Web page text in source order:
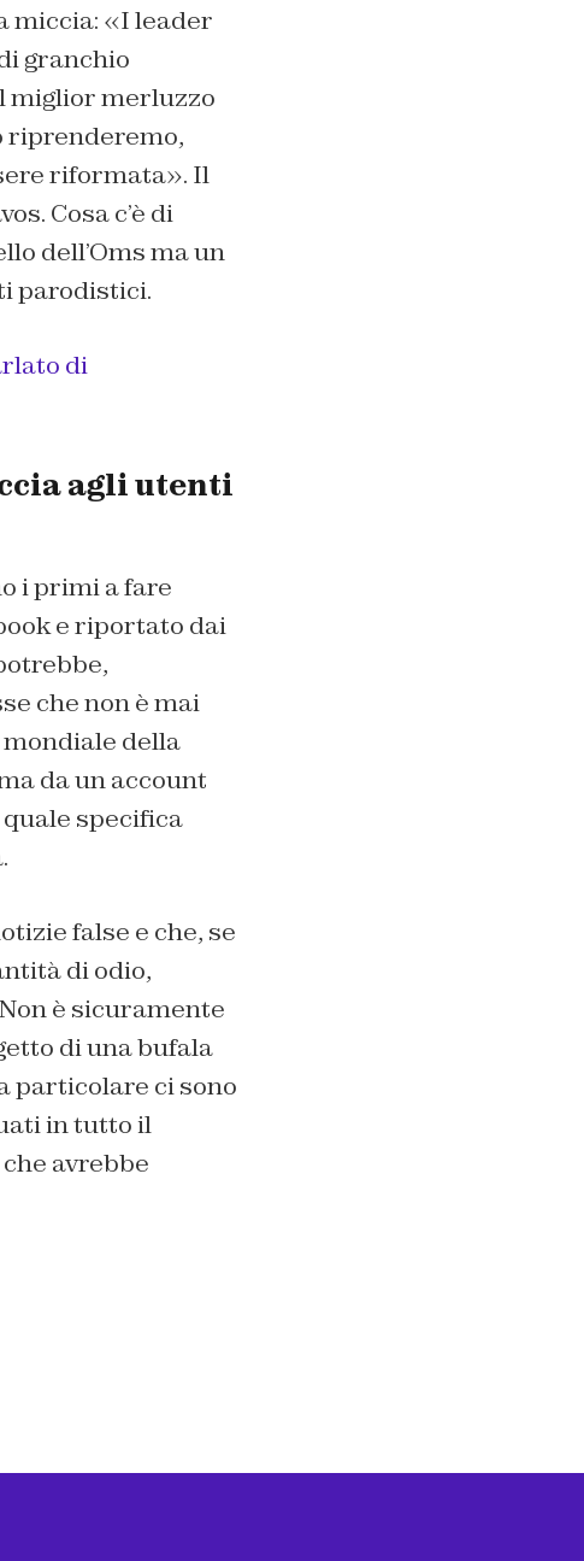
miccia: «I leader
granchio
miglior merluzzo
riprenderemo,
riformata». Il
Cosa c’è di
dell’Oms ma un
parodistici.
di
agli utenti
i primi a fare
e riportato dai
che non è mai
della
da un account
specifica
false e che, se
di odio,
è sicuramente
di una bufala
particolare ci sono
in tutto il
avrebbe